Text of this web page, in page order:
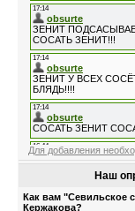
Для добавления
Наш
Как вам "Севильское
Кержакова?